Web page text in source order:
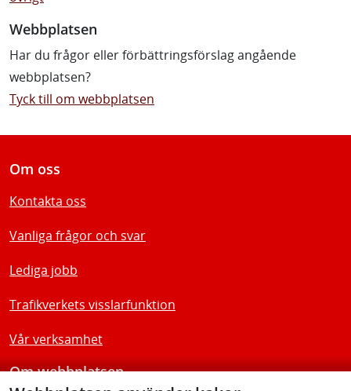
Webbplatsen
Har du frågor eller förbättringsförslag angående
webbplatsen?
Tyck till om webbplatsen
Om oss
Kontakta oss
Vanliga frågor och svar
Lediga jobb
Trafikverkets visslarfunktion
Vår verksamhet
Om webbplatsen